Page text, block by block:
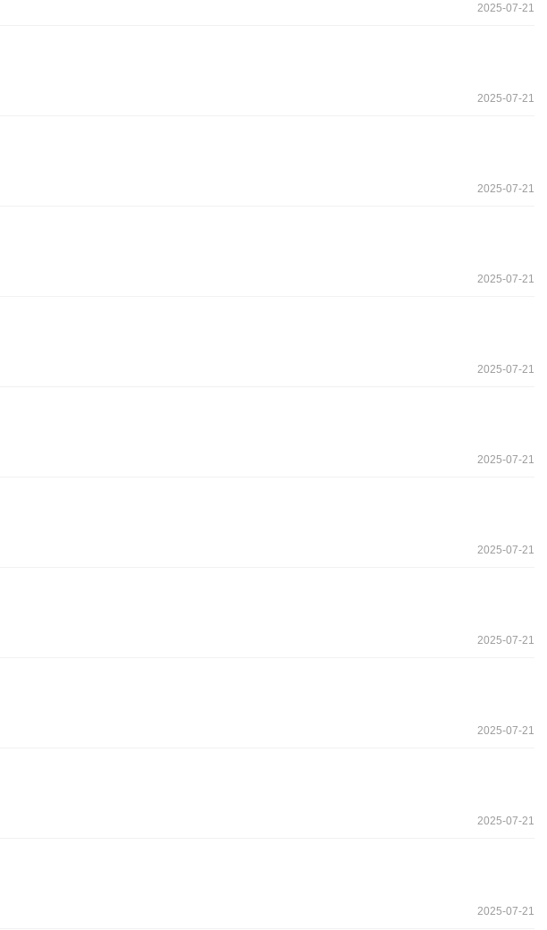
2025-07-21
2025-07-21
2025-07-21
2025-07-21
2025-07-21
2025-07-21
2025-07-21
2025-07-21
2025-07-21
2025-07-21
2025-07-21